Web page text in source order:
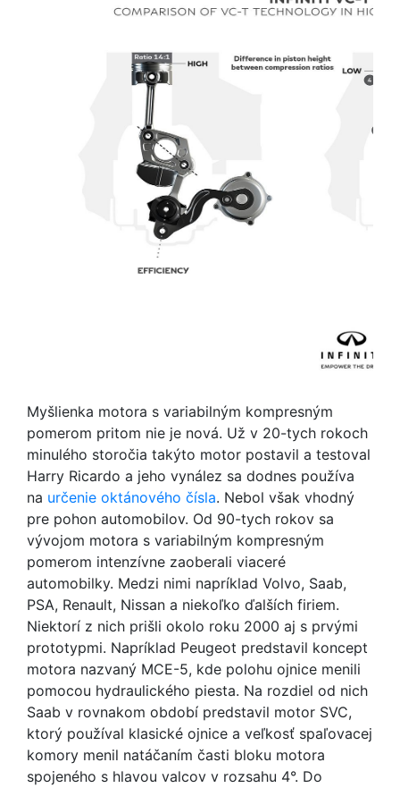
Myšlienka motora s variabilným kompresným
pomerom pritom nie je nová. Už v 20-tych rokoch
minulého storočia takýto motor postavil a testoval
Harry Ricardo a jeho vynález sa dodnes používa
na určenie oktánového čísla. Nebol však vhodný
pre pohon automobilov. Od 90-tych rokov sa
vývojom motora s variabilným kompresným
pomerom intenzívne zaoberali viaceré
automobilky. Medzi nimi napríklad Volvo, Saab,
PSA, Renault, Nissan a niekoľko ďalších firiem.
Niektorí z nich prišli okolo roku 2000 aj s prvými
prototypmi. Napríklad Peugeot predstavil koncept
motora nazvaný MCE-5, kde polohu ojnice menili
pomocou hydraulického piesta. Na rozdiel od nich
Saab v rovnakom období predstavil motor SVC,
ktorý používal klasické ojnice a veľkosť spaľovacej
komory menil natáčaním časti bloku motora
spojeného s hlavou valcov v rozsahu 4°. Do